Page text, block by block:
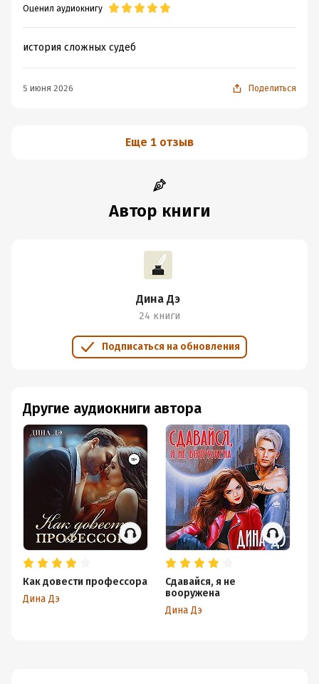
Оценил аудиокнигу
история сложных судеб
5 июня 2026 Поделиться
Еще 1 отзыв
Автор книги
Дина Дэ
24 книги
Подписаться на обновления
Другие аудиокниги автора
Как довести профессора
Дина Дэ
Сдавайся, я не
вооружена
Дина Дэ